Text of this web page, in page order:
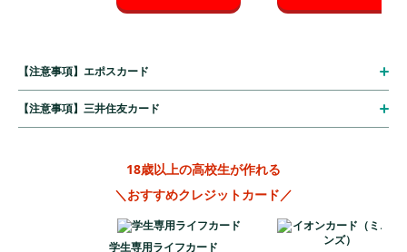
【注意事項】エポスカード
【注意事項】三井住友カード
18歳以上の高校生が作れる
＼おすすめクレジットカード／
学生専用ライフカード